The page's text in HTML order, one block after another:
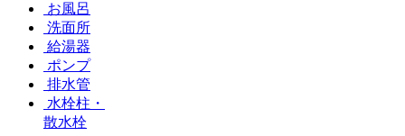
お風呂
洗面所
給湯器
ポンプ
排水管
水栓柱・
散水栓